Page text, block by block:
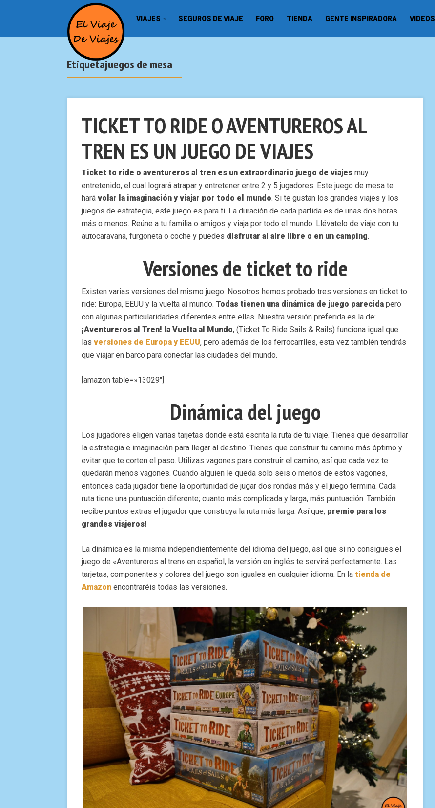
VIAJES SEGUROS DE VIAJE FORO TIENDA GENTE INSPIRADORA VIDEOS
Etiquetajuegos de mesa
TICKET TO RIDE O AVENTUREROS AL
TREN ES UN JUEGO DE VIAJES
Ticket to ride o aventureros al tren es un extraordinario juego de viajes muy
entretenido, el cual logrará atrapar y entretener entre 2 y 5 jugadores. Este juego de mesa te
hará volar la imaginación y viajar por todo el mundo. Si te gustan los grandes viajes y los
juegos de estrategia, este juego es para ti. La duración de cada partida es de unas dos horas
más o menos. Reúne a tu familia o amigos y viaja por todo el mundo. Llévatelo de viaje con tu
autocaravana, furgoneta o coche y puedes disfrutar al aire libre o en un camping.
Versiones de ticket to ride
Existen varias versiones del mismo juego. Nosotros hemos probado tres versiones en ticket to
ride: Europa, EEUU y la vuelta al mundo. Todas tienen una dinámica de juego parecida pero
con algunas particularidades diferentes entre ellas. Nuestra versión preferida es la de:
¡Aventureros al Tren! la Vuelta al Mundo, (Ticket To Ride Sails & Rails) funciona igual que
las versiones de Europa y EEUU, pero además de los ferrocarriles, esta vez también tendrás
que viajar en barco para conectar las ciudades del mundo.
[amazon table=»13029″]
Dinámica del juego
Los jugadores eligen varias tarjetas donde está escrita la ruta de tu viaje. Tienes que desarrollar
la estrategia e imaginación para llegar al destino. Tienes que construir tu camino más óptimo y
evitar que te corten el paso. Utilizas vagones para construir el camino, así que cada vez te
quedarán menos vagones. Cuando alguien le queda solo seis o menos de estos vagones,
entonces cada jugador tiene la oportunidad de jugar dos rondas más y el juego termina. Cada
ruta tiene una puntuación diferente; cuanto más complicada y larga, más puntuación. También
recibe puntos extras el jugador que construya la ruta más larga. Así que, premio para los
grandes viajeros!
La dinámica es la misma independientemente del idioma del juego, así que si no consigues el
juego de «Aventureros al tren» en español, la versión en inglés te servirá perfectamente. Las
tarjetas, componentes y colores del juego son iguales en cualquier idioma. En la tienda de
Amazon encontraréis todas las versiones.